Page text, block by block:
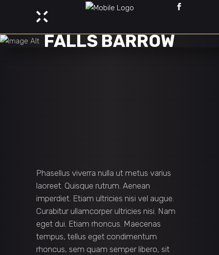
FALLS BARROW
Phasellus viverra nulla ut metus varius
laoreet. Quisque rutrum. Aenean
imperdiet. Etiam ultricies nisi vel augue.
Curabitur ullamcorper ultricies nisi. Nam
eget dui. Etiam rhoncus. Maecenas
tempus, tellus eget condimentum
rhoncus, sem quam semper libero, sit